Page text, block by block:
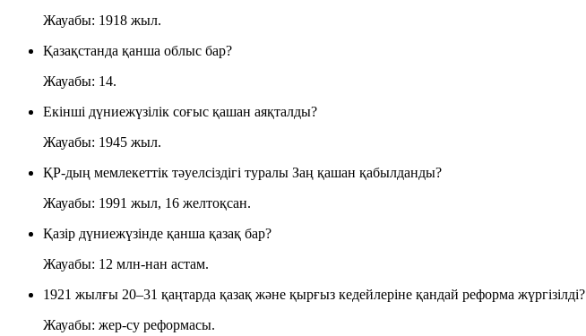
Жауабы: 1918 жыл.
Қазақстанда қанша облыс бар?
Жауабы: 14.
Екінші дүниежүзілік соғыс қашан аяқталды?
Жауабы: 1945 жыл.
ҚР-дың мемлекеттік тәуелсіздігі туралы Заң қашан қабылданды?
Жауабы: 1991 жыл, 16 желтоқсан.
Қазір дүниежүзінде қанша қазақ бар?
Жауабы: 12 млн-нан астам.
1921 жылғы 20–31 қаңтарда қазақ және қырғыз кедейлеріне қандай реформа жүргізілді?
Жауабы: жер-су реформасы.